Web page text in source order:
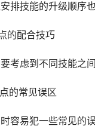
排技能的升级顺序
的配合技巧
考虑到不同技能之
的常见误区
容易犯一些常见的